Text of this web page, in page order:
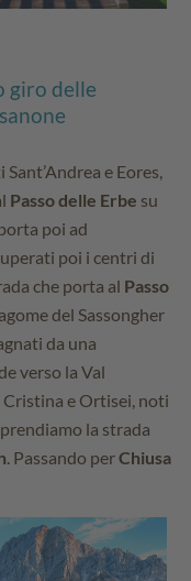
giro delle
e Eores,
Passo delle Erbe su
poi ad
poi i centri di
che porta al Passo
del Sassongher
da una
verso la Val
Cristina e Ortisei, noti
la strada
. Passando perChiusa